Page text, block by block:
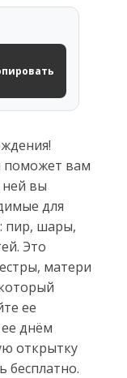
поможет вам
ней вы
для
пир, шары,
Это
матери
ее
днём
открытку
бесплатно.